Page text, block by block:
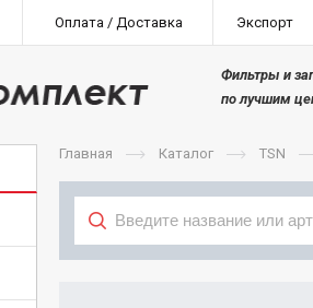
Оплата / Доставка Экспорт
Фильтры и
по лучшим
Главная Каталог TSN